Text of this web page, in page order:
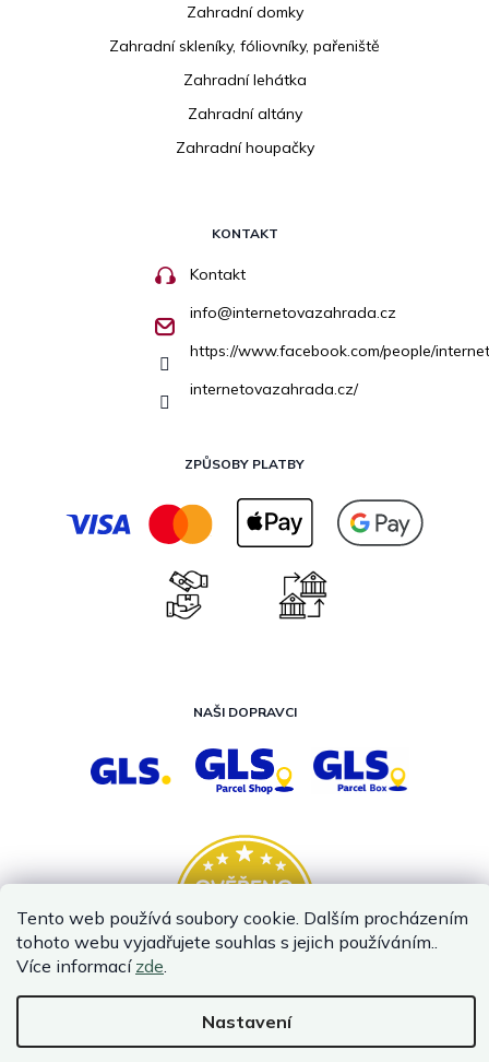
Tento web používá soubory cookie. Dalším procházením
tohoto webu vyjadřujete souhlas s jejich používáním..
Více informací zde.
Nastavení
Zahradní domky
Zahradní skleníky, fóliovníky, pařeniště
Zahradní lehátka
Zahradní altány
Zahradní houpačky
KONTAKT
Kontakt
info@internetovazahrada.cz
https://www.facebook.com/people/
internetovazahrada.cz/
ZPŮSOBY PLATBY
NAŠI DOPRAVCI
Vytvořil Shoptet